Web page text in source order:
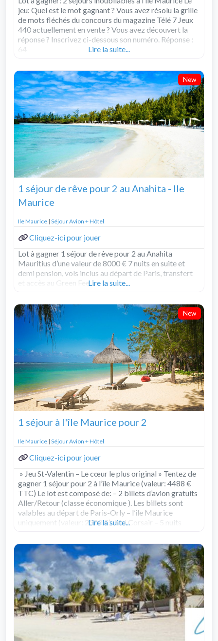
jeu: Quel est le mot gagnant ? Vous avez résolu la grille
de mots fléchés du concours du magazine Télé 7 Jeux
440 actuellement en vente ? Vous avez découvert la
réponse ? Inscrivez ci-dessous son numéro. Réponse :
64
Lire la suite...
New
1 séjour de rêve pour 2 au Anahita - Ile
Maurice
Ile Maurice | Séjour Avion + Hôtel
Cliquez-ici pour jouer
Lot à gagner 1 séjour de rêve pour 2 au Anahita
Mauritius d’une valeur de 8000 € 7 nuits en suite et
demi pension, vols inclus au départ de Paris, transfert
et accès au Green Fee.Lire la suite...
New
1 séjour à l'île Maurice pour 2
Ile Maurice | Séjour Avion + Hôtel
Cliquez-ici pour jouer
» Jeu St-Valentin – Le cœur le plus original » Tentez de
gagner 1 séjour pour 2 à l’île Maurice (valeur: 4488 €
TTC) Le lot est composé de: – 2 billets d’avion gratuits
Aller/Retour (classe économique ). Les billets sont
valables au départ de Paris-Orly – l’île Maurice
uniquement (valeur: 2300 €) . Vol Corsair – 5 nuits
Lire la suite...